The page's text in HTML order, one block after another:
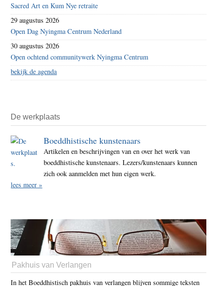
Sacred Art en Kum Nye retraite
29 augustus 2026
Open Dag Nyingma Centrum Nederland
30 augustus 2026
Open ochtend communitywerk Nyingma Centrum
bekijk de agenda
De werkplaats
Boeddhistische kunstenaars
Artikelen en beschrijvingen van en over het werk van
boeddhistische kunstenaars. Lezers/kunstenaars kunnen
zich ook aanmelden met hun eigen werk.
lees meer »
Pakhuis van Verlangen
In het Boeddhistisch pakhuis van verlangen blijven sommige teksten